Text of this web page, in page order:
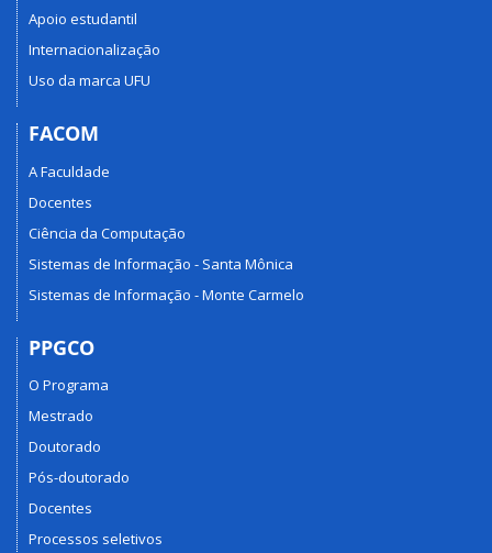
Apoio estudantil
Internacionalização
Uso da marca UFU
FACOM
A Faculdade
Docentes
Ciência da Computação
Sistemas de Informação - Santa Mônica
Sistemas de Informação - Monte Carmelo
PPGCO
O Programa
Mestrado
Doutorado
Pós-doutorado
Docentes
Processos seletivos